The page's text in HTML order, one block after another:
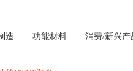
造 功能材料 消费/新兴产